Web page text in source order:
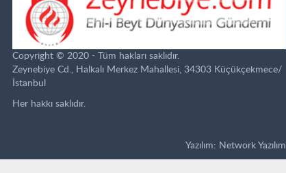
Copyright © 2020 - Tüm hakları saklıdır.
Zeynebiye Cd., Halkalı Merkez Mahallesi, 34303 Küçükçekmece/
İstanbul
Her hakkı saklıdır.
Yazılım: Network Yazılım